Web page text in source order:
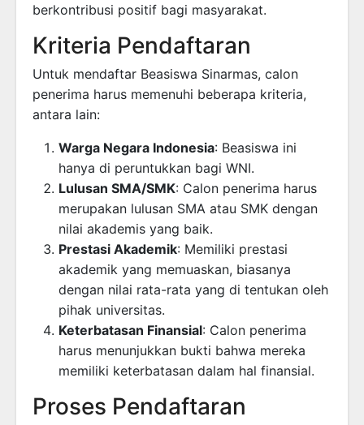
berkontribusi positif bagi masyarakat.
Kriteria Pendaftaran
Untuk mendaftar Beasiswa Sinarmas, calon
penerima harus memenuhi beberapa kriteria,
antara lain:
Warga Negara Indonesia: Beasiswa ini
hanya di peruntukkan bagi WNI.
Lulusan SMA/SMK: Calon penerima harus
merupakan lulusan SMA atau SMK dengan
nilai akademis yang baik.
Prestasi Akademik: Memiliki prestasi
akademik yang memuaskan, biasanya
dengan nilai rata-rata yang di tentukan oleh
pihak universitas.
Keterbatasan Finansial: Calon penerima
harus menunjukkan bukti bahwa mereka
memiliki keterbatasan dalam hal finansial.
Proses Pendaftaran